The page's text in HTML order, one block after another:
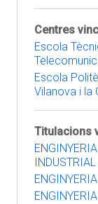
Centres
Escola
Escola
Vilanova i la
Titulacions